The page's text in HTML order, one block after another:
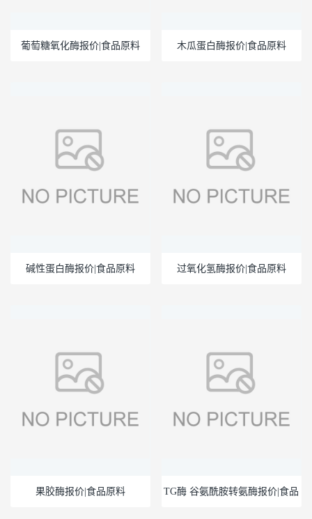
葡萄糖氧化酶报价|食品原料 木瓜蛋白酶报价|食品原料
碱性蛋白酶报价|食品原料 过氧化氢酶报价|食品原料
果胶酶报价|食品原料 TG酶 谷氨酰胺转氨酶报价|食品